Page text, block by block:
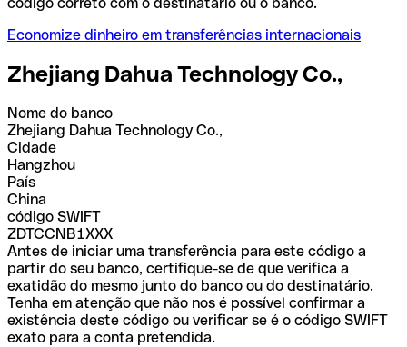
Economize dinheiro em transferências internacionais
Zhejiang Dahua Technology Co.,
Nome do banco
Zhejiang Dahua Technology Co.,
Cidade
Hangzhou
País
China
código SWIFT
ZDTCCNB1XXX
Antes de iniciar uma transferência para este código a
partir do seu banco, certifique-se de que verifica a
exatidão do mesmo junto do banco ou do destinatário.
Tenha em atenção que não nos é possível confirmar a
existência deste código ou verificar se é o código SWIFT
exato para a conta pretendida.